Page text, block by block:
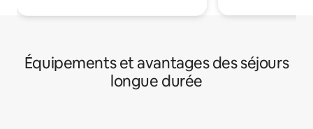
Équipements et avantages des séjours
longue durée